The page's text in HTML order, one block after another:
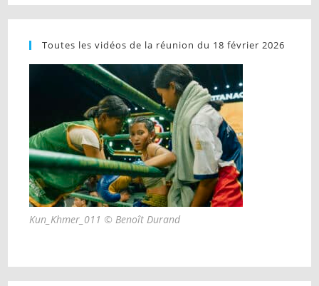
Toutes les vidéos de la réunion du 18 février 2026
Kun_Khmer_011 © Benoît Durand